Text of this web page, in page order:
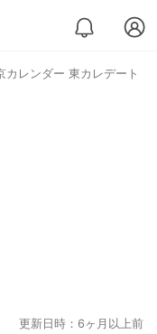
カレンダー 東カレデート
更新日時：6ヶ月以上前